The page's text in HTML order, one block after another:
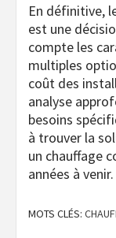
En définitive,
est une
compte les
multiples
coût des
analyse
besoins
à trouver la
un chauffage
années à venir.
MOTS CLÉS: